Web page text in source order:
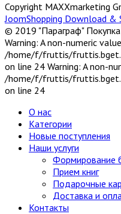
Copyright MAXXmarketing
JoomShopping Download &
© 2019 "Параграф"
Warning: A non-numeric
/home/f/fruttis/
on line 24 Warning: A non-
/home/f/fruttis/
on line 24
О нас
Категории
Новые поступления
Наши услуги
Формирование
Прием книг
Подарочные
Доставка и
Контакты